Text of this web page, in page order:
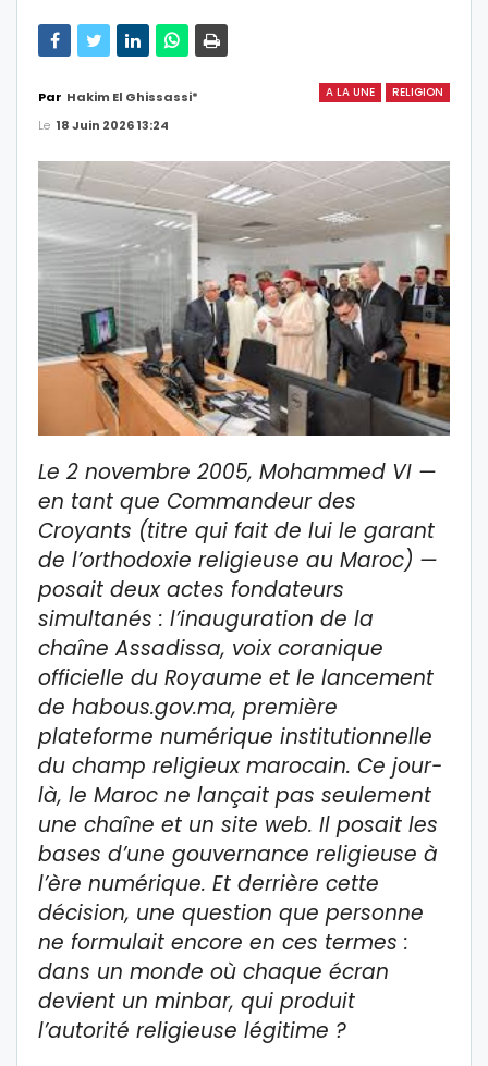
A LA UNE RELIGION
Par Hakim El Ghissassi*
Le 18 Juin 2026 13:24
Le 2 novembre 2005, Mohammed VI —
en tant que Commandeur des
Croyants (titre qui fait de lui le garant
de l’orthodoxie religieuse au Maroc) —
posait deux actes fondateurs
simultanés : l’inauguration de la
chaîne Assadissa, voix coranique
officielle du Royaume et le lancement
de habous.gov.ma, première
plateforme numérique institutionnelle
du champ religieux marocain. Ce jour-
là, le Maroc ne lançait pas seulement
une chaîne et un site web. Il posait les
bases d’une gouvernance religieuse à
l’ère numérique. Et derrière cette
décision, une question que personne
ne formulait encore en ces termes :
dans un monde où chaque écran
devient un minbar, qui produit
l’autorité religieuse légitime ?